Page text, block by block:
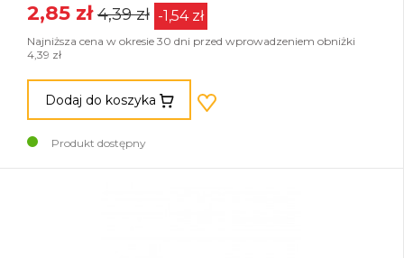
2,85 zł 4,39 zł -1,54 zł
Najniższa cena w okresie 30 dni przed wprowadzeniem obniżki
4,39 zł
Dodaj do koszyka
Produkt dostępny